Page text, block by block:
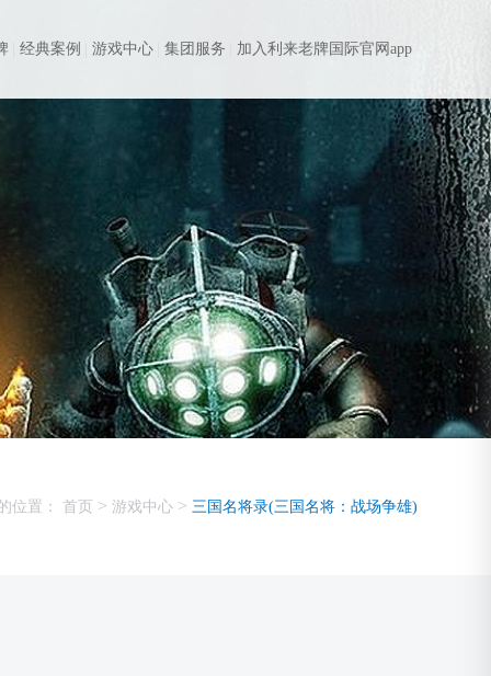
经典案例 游戏中心 集团服务 加入利来老牌国际官网app
位置： 首页 > 游戏中心> 三国名将录(三国名将：战场争雄)